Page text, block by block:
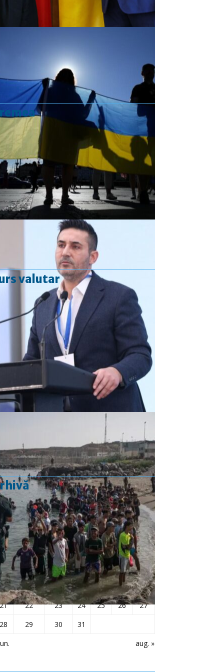
valutar
Curs valutar: 06 Aug 2026
EUR
: 5,2513 RON
+0,0024 ▲
USD: 4,5507 RON
+0,0027 ▲
CHF
: 5,6221 RON
+0,0011 ▲
GBP: 6,1236 RON
-0,0008 ▼
Convertor valutar
»
Rezultat:
iulie 2025
L Ma Mi J V S D
aug. »
1 2 3 4 5
6
7
8 9 10 11 12
13
15 16 17 18 19
20
22 23 24 25 26
27
28
29 30 31